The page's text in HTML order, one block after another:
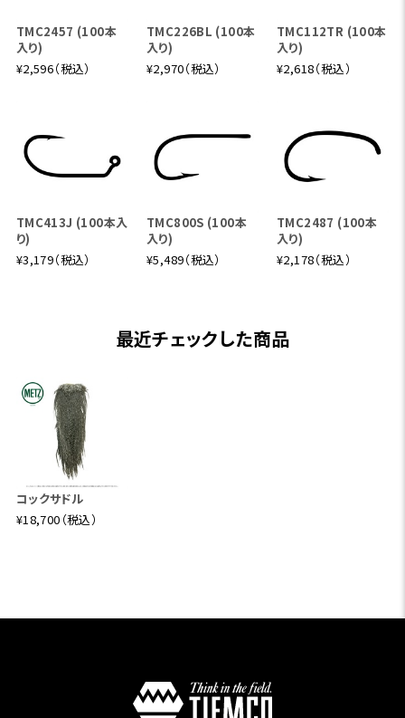
TMC2457 (100本
入り)
¥2,596（税込）
TMC226BL (100本
入り)
¥2,970（税込）
TMC112TR (100本
入り)
¥2,618（税込）
TMC413J (100本入
り)
¥3,179（税込）
TMC800S (100本
入り)
¥5,489（税込）
TMC2487 (100本
入り)
¥2,178（税込）
最近チェックした商品
コックサドル
¥18,700（税込）